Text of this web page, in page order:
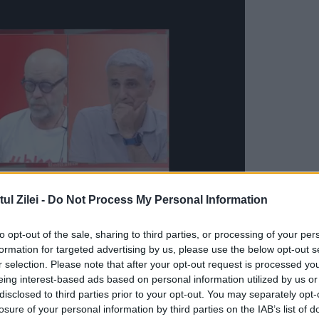
Zilei - Do Not Process My Personal Information
opt-out of the sale, sharing to third parties, or processing of your
for targeted advertising by us, please use the below opt-out
selection. Please note that after your opt-out request is processed
interest-based ads based on personal information utilized by us
to third parties prior to your opt-out. You may separately
of your personal information by third parties on the IAB’s list of
dezvoltată, Nicolae Ceaușescu a
dictatorului. Cultul personalității era
cam în toate domeniile. Astfel că nu putea